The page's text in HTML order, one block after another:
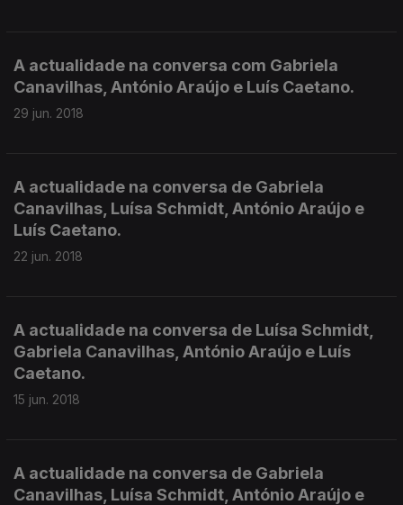
A actualidade na conversa com Gabriela
Canavilhas, António Araújo e Luís Caetano.
29 jun. 2018
A actualidade na conversa de Gabriela
Canavilhas, Luísa Schmidt, António Araújo e
Luís Caetano.
22 jun. 2018
A actualidade na conversa de Luísa Schmidt,
Gabriela Canavilhas, António Araújo e Luís
Caetano.
15 jun. 2018
A actualidade na conversa de Gabriela
Canavilhas, Luísa Schmidt, António Araújo e